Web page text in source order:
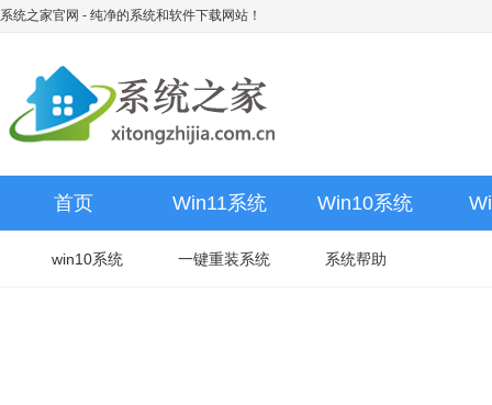
系统之家官网 - 纯净的系统和软件下载网站！
首页 Win11系统 Win10系统
win10系统 一键重装系统 系统帮助